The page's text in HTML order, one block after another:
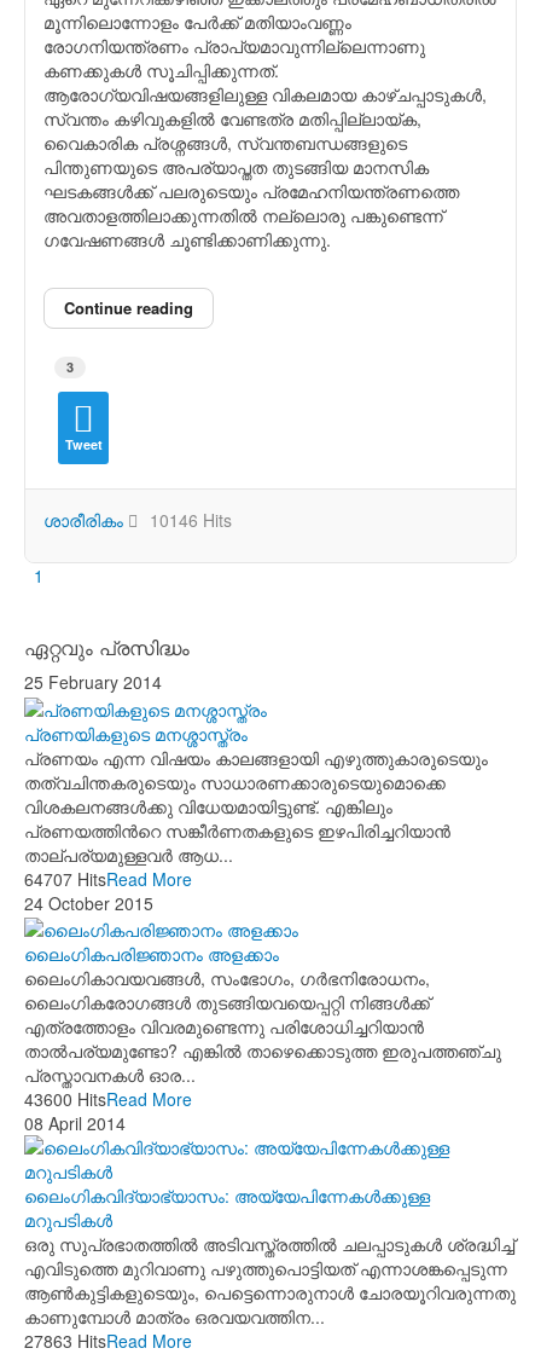
മൂന്നിലൊന്നോളം പേര്‍ക്ക് മതിയാംവണ്ണം
രോഗനിയന്ത്രണം പ്രാപ്യമാവുന്നില്ലെന്നാണു
കണക്കുകള്‍ സൂചിപ്പിക്കുന്നത്.
ആരോഗ്യവിഷയങ്ങളിലുള്ള വികലമായ കാഴ്ചപ്പാടുകള്‍,
സ്വന്തം കഴിവുകളില്‍ വേണ്ടത്ര മതിപ്പില്ലായ്ക,
വൈകാരിക പ്രശ്നങ്ങള്‍, സ്വന്തബന്ധങ്ങളുടെ
പിന്തുണയുടെ അപര്യാപ്തത തുടങ്ങിയ മാനസിക
ഘടകങ്ങള്‍ക്ക് പലരുടെയും പ്രമേഹനിയന്ത്രണത്തെ
അവതാളത്തിലാക്കുന്നതില്‍ നല്ലൊരു പങ്കുണ്ടെന്ന്
ഗവേഷണങ്ങള്‍ ചൂണ്ടിക്കാണിക്കുന്നു.
Continue reading
3
Tweet
ശാരീരികം 10146 Hits
First Page
Previous Page
1
ഏറ്റവും പ്രസിദ്ധം
25 February 2014
പ്രണയികളുടെ മനശ്ശാസ്ത്രം
പ്രണയം എന്ന വിഷയം കാലങ്ങളായി എഴുത്തുകാരുടെയും
തത്വചിന്തകരുടെയും സാധാരണക്കാരുടെയുമൊക്കെ
വിശകലനങ്ങള്‍ക്കു വിധേയമായിട്ടുണ്ട്. എങ്കിലും
പ്രണയത്തിന്‍റെ സങ്കീര്‍ണതകളുടെ ഇഴപിരിച്ചറിയാന്‍
താല്പര്യമുള്ളവര്‍ ആധ...
64707 HitsRead More
24 October 2015
ലൈംഗികപരിജ്ഞാനം അളക്കാം
ലൈംഗികാവയവങ്ങള്‍, സംഭോഗം, ഗര്‍ഭനിരോധനം,
ലൈംഗികരോഗങ്ങള്‍ തുടങ്ങിയവയെപ്പറ്റി നിങ്ങള്‍ക്ക്
എത്രത്തോളം വിവരമുണ്ടെന്നു പരിശോധിച്ചറിയാന്‍
താല്‍പര്യമുണ്ടോ? എങ്കില്‍ താഴെക്കൊടുത്ത ഇരുപത്തഞ്ചു
പ്രസ്താവനകള്‍ ഓര...
43600 HitsRead More
08 April 2014
ലൈംഗികവിദ്യാഭ്യാസം: അയ്യേപിന്നേകള്‍ക്കുള്ള
മറുപടികള്‍
ഒരു സുപ്രഭാതത്തില്‍ അടിവസ്ത്രത്തില്‍ ചലപ്പാടുകള്‍ ശ്രദ്ധിച്ച്
എവിടുത്തെ മുറിവാണു പഴുത്തുപൊട്ടിയത് എന്നാശങ്കപ്പെടുന്ന
ആണ്‍കുട്ടികളുടെയും, പെട്ടെന്നൊരുനാള്‍ ചോരയൂറിവരുന്നതു
കാണുമ്പോള്‍ മാത്രം ഒരവയവത്തിന...
27863 HitsRead More